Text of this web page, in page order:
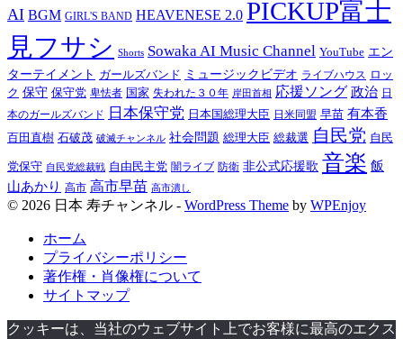
AI BGM GIRL'S BAND HEAVENESE 2.0 PICKUP富士
見フサシ Shorts Sowaka AI Music Channel YouTube エン
ターテイメント ガールズバンド ミュージックビデオ ライブハウス ロッ
ク 保守 保守党 卑怯者 国家 失われた３０年 岸田首相 応援ソング 政治 日
本のガールズバンド
日本保守党 日本国総理大臣 日米同盟 早苗 有本香
百田直樹 石破茂 破滅チャンネル 社会問題 総理大臣 総裁選 自民党 自民
党保守 自民党総裁戦 自由民主党 闇ライブ 防衛 非公式応援歌 音楽 飯
山あかり 高市 高市早苗 高市潰し
© 2026 日本 寿チャンネル - WordPress Theme by WPEnjoy
ホーム
プライバシーポリシー
著作権・肖像権について
サイトマップ
クッキーは、当社のウェブサイト上でお客様に最高のエクス